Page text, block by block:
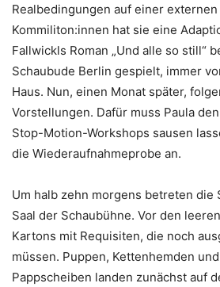
Realbedingungen auf einer
Kommiliton:innen hat sie eine
Fallwickls Roman „Und alle so still“
Schaubude Berlin gespielt, immer
Haus. Nun, einen Monat später,
Vorstellungen. Dafür muss Paula
Stop-Motion-Workshops sausen
die Wiederaufnahmeprobe an.
Um halb zehn morgens betreten die
Saal der Schaubühne. Vor den
Kartons mit Requisiten, die noch
müssen. Puppen, Kettenhemden
Pappscheiben landen zunächst auf